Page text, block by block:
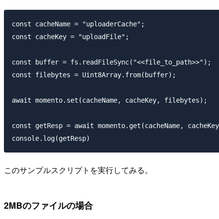
const cacheName = "uploaderCache";
const cacheKey = "uploadFile";
const buffer = fs.readFileSync("<<file_to_path>>");
const filebytes = Uint8Array.from(buffer);
await momento.set(cacheName, cacheKey, filebytes);
const getResp = await momento.get(cacheName,
このサンプルスクリプトを実行してみる。
2MBのファイルの場合